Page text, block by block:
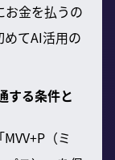
お金を払うの
てAI活用の
する条件と
（ミ